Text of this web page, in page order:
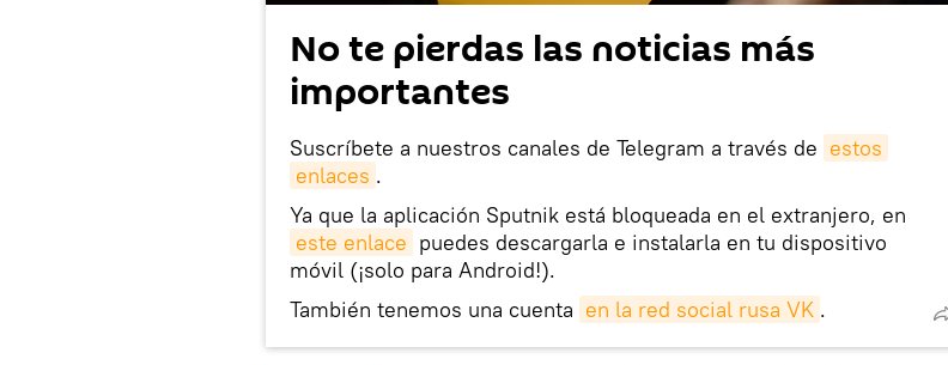
No te pierdas las noticias más
importantes
Suscríbete a nuestros canales de Telegram a través de estos
enlaces .
Ya que la aplicación Sputnik está bloqueada en el extranjero, en
este enlace puedes descargarla e instalarla en tu dispositivo
móvil (¡solo para Android!).
También tenemos una cuenta en la red social rusa VK .